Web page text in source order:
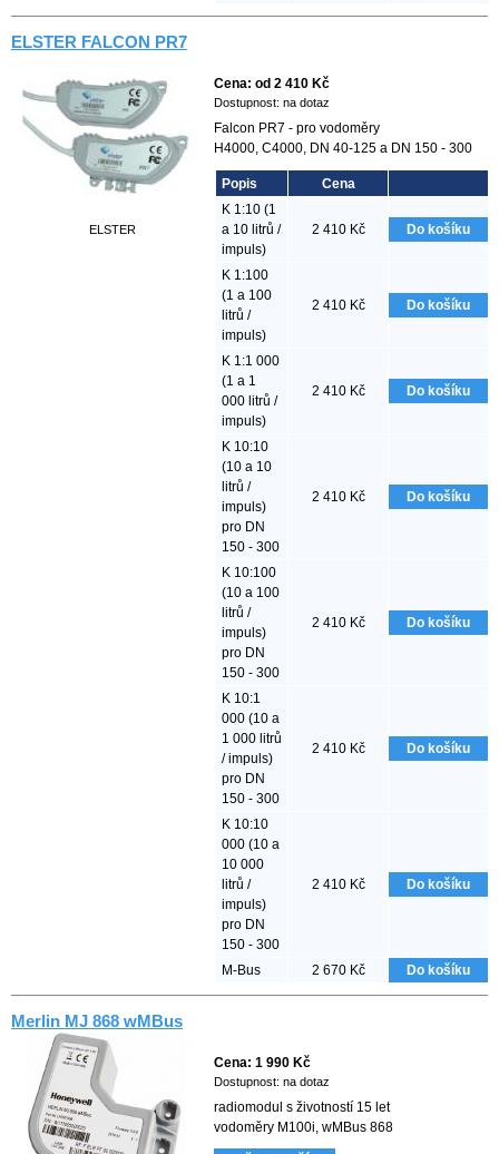
ELSTER FALCON PR7
Cena: od 2 410 Kč
Dostupnost: na dotaz
Falcon PR7 - pro vodoměry
H4000, C4000, DN 40-125 a DN 150 - 300
Popis
Cena
K 1:10 (1
a 10 litrů /
impuls)
2 410Kč Do košíku
K 1:100
(1 a 100
litrů /
impuls)
2 410Kč Do košíku
K 1:1 000
(1 a 1
000 litrů /
impuls)
2 410Kč Do košíku
K 10:10
(10 a 10
litrů /
impuls)
pro DN
150 - 300
2 410Kč Do košíku
K 10:100
(10 a 100
litrů /
impuls)
pro DN
150 - 300
2 410Kč Do košíku
K 10:1
000 (10 a
1 000 litrů
/ impuls)
pro DN
150 - 300
2 410Kč Do košíku
K 10:10
000 (10 a
10 000
litrů /
impuls)
pro DN
150 - 300
2 410Kč Do košíku
M-Bus 2 670Kč Do košíku
ELSTER
Merlin MJ 868 wMBus
Cena: 1 990 Kč
Dostupnost: na dotaz
radiomodul s životností 15 let
vodoměry M100i, wMBus 868